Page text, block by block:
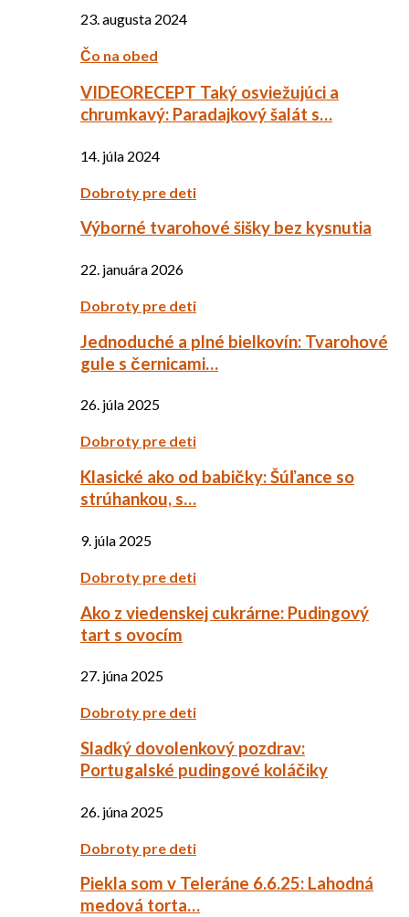
23. augusta 2024
Čo na obed
VIDEORECEPT Taký osviežujúci a
chrumkavý: Paradajkový šalát s…
14. júla 2024
Dobroty pre deti
Výborné tvarohové šišky bez kysnutia
22. januára 2026
Dobroty pre deti
Jednoduché a plné bielkovín: Tvarohové
gule s černicami…
26. júla 2025
Dobroty pre deti
Klasické ako od babičky: Šúľance so
strúhankou, s…
9. júla 2025
Dobroty pre deti
Ako z viedenskej cukrárne: Pudingový
tart s ovocím
27. júna 2025
Dobroty pre deti
Sladký dovolenkový pozdrav:
Portugalské pudingové koláčiky
26. júna 2025
Dobroty pre deti
Piekla som v Teleráne 6.6.25: Lahodná
medová torta…